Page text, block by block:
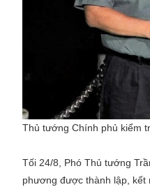
Thủ tướng Chính phủ kiểm
Tối 24/8, Phó Thủ tướng
phương được thành lập, kết